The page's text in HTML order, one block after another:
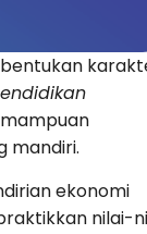
mandiri.
ekonomi
nilai-